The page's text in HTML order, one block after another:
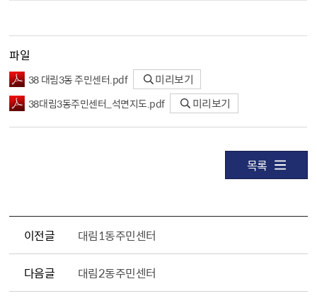
파일
38 대림3동 주민센터.pdf
미리보기
38대림3동주민센터_석면지도.pdf
미리보기
목록
이전글 대림1동주민센터
다음글 대림2동주민센터